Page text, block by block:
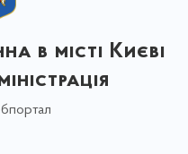
в місті Києві